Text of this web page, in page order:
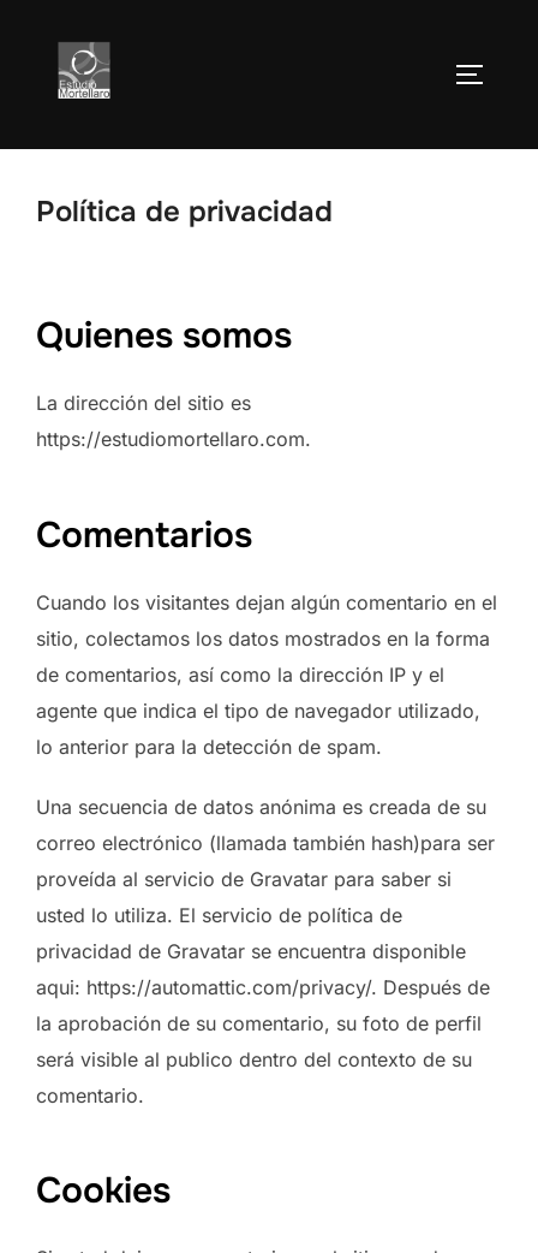
content
Política de privacidad
Quienes somos
La dirección del sitio es
https://estudiomortellaro.com.
Comentarios
Cuando los visitantes dejan algún comentario en el
sitio, colectamos los datos mostrados en la forma
de comentarios, así como la dirección IP y el
agente que indica el tipo de navegador utilizado,
lo anterior para la detección de spam.
Una secuencia de datos anónima es creada de su
correo electrónico (llamada también hash)para ser
proveída al servicio de Gravatar para saber si
usted lo utiliza. El servicio de política de
privacidad de Gravatar se encuentra disponible
aqui: https://automattic.com/privacy/. Después de
la aprobación de su comentario, su foto de perfil
será visible al publico dentro del contexto de su
comentario.
Cookies